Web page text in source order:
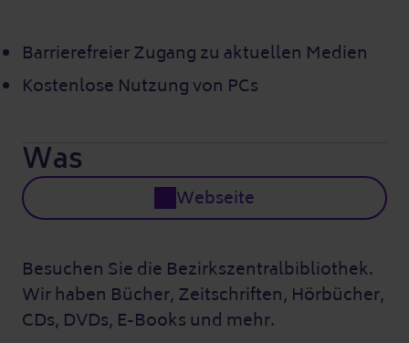
Barrierefreier Zugang zu aktuellen Medien
Kostenlose Nutzung von PCs
Was
Webseite
Besuchen Sie die Bezirkszentralbibliothek.
Wir haben Bücher, Zeitschriften, Hörbücher,
CDs, DVDs, E-Books und mehr.